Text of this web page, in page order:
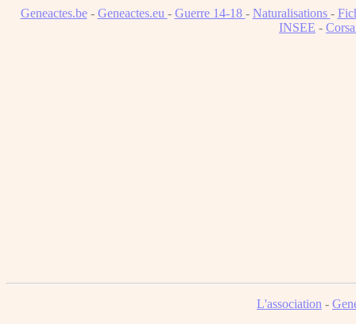
Geneactes.be- Geneactes.eu - Guerre 14-18 - Naturalisations -
INSEE -
L'association -